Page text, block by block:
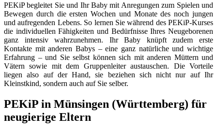
PEKiP begleitet Sie und Ihr Baby mit Anregungen zum Spielen und
Bewegen durch die ersten Wochen und Monate des noch jungen
und aufregenden Lebens. So lernen Sie während des PEKiP-Kurses
die individuellen Fähigkeiten und Bedürfnisse Ihres Neugeborenen
ganz intensiv wahrzunehmen. Ihr Baby knüpft zudem erste
Kontakte mit anderen Babys – eine ganz natürliche und wichtige
Erfahrung – und Sie selbst können sich mit anderen Müttern und
Vätern sowie mit dem Gruppenleiter austauschen. Die Vorteile
liegen also auf der Hand, sie beziehen sich nicht nur auf Ihr
Kleinstkind, sondern auch auf Sie selber.
PEKiP in Münsingen (Württemberg) für
neugierige Eltern